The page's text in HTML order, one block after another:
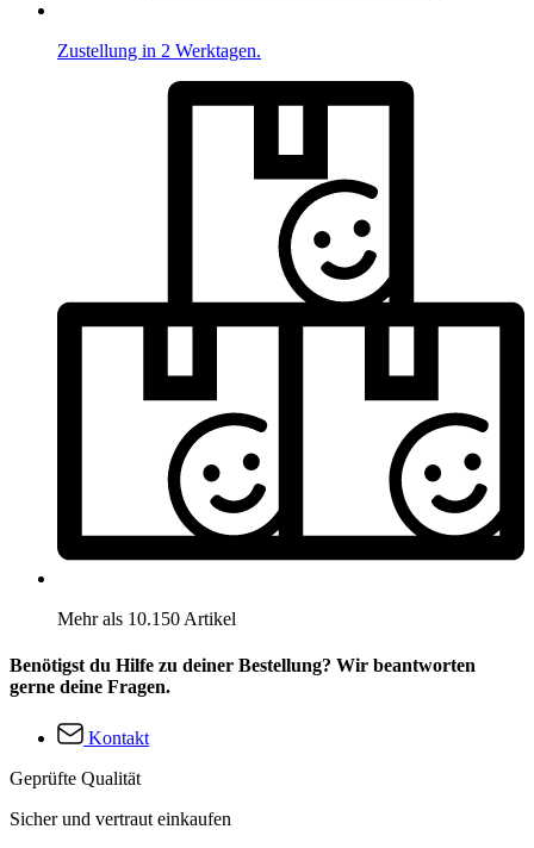
Zustellung in 2 Werktagen.
Mehr als 10.150 Artikel
Benötigst du Hilfe zu deiner Bestellung? Wir beantworten
gerne deine Fragen.
Kontakt
Geprüfte Qualität
Sicher und vertraut einkaufen